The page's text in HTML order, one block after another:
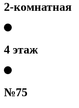
2-комнатная
4 этаж
№75